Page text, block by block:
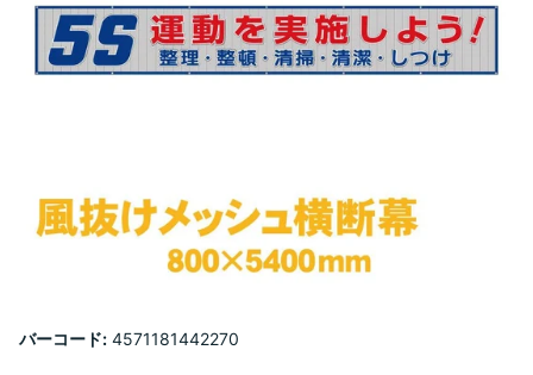
バーコード: 4571181442270